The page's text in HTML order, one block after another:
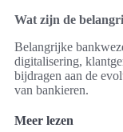
Wat zijn de
Belangrijke
digitalisering,
bijdragen aan de
van bankieren.
Meer lezen